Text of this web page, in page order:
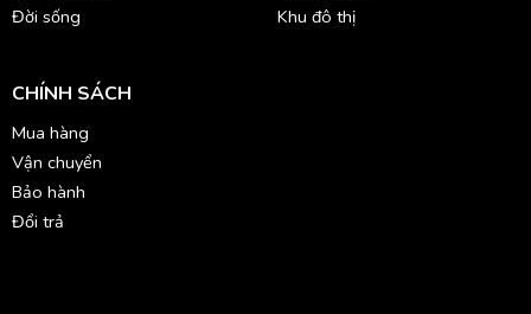
Đời sống
Khu đô thị
CHÍNH SÁCH
Mua hàng
Vận chuyển
Bảo hành
Đổi trả